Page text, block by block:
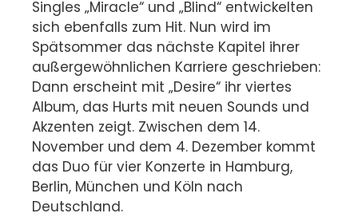
Singles „Miracle“ und „Blind“ entwickelten
sich ebenfalls zum Hit. Nun wird im
Spätsommer das nächste Kapitel ihrer
außergewöhnlichen Karriere geschrieben:
Dann erscheint mit „Desire“ ihr viertes
Album, das Hurts mit neuen Sounds und
Akzenten zeigt. Zwischen dem 14.
November und dem 4. Dezember kommt
das Duo für vier Konzerte in Hamburg,
Berlin, München und Köln nach
Deutschland.